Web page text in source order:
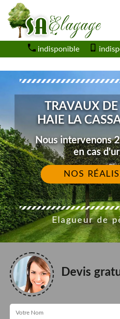
indisponible
TRAVAUX DE
HAIE LA
Nous intervenons
en cas
NOS
Elagueur de
Devis